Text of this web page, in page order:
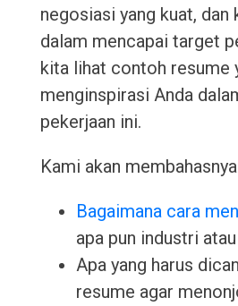
negosiasi yang kuat, dan
dalam mencapai target
kita lihat contoh resume
menginspirasi Anda
pekerjaan ini.
Kami akan
Bagaimana cara
apa pun industri
Apa yang harus
resume agar